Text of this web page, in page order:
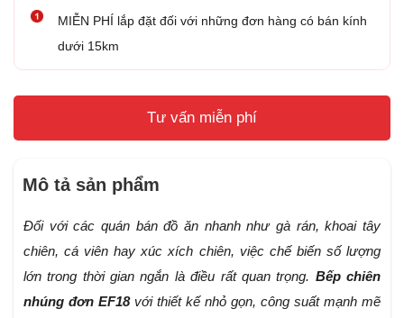
MIỄN PHÍ lắp đặt đối với những đơn hàng có bán kính
dưới 15km
Tư vấn miễn phí
Mô tả sản phẩm
Đối với các quán bán đồ ăn nhanh như gà rán, khoai tây
chiên, cá viên hay xúc xích chiên, việc chế biến số lượng
lớn trong thời gian ngắn là điều rất quan trọng. Bếp chiên
nhúng đơn EF18với thiết kế nhỏ gọn, công suất mạnh mẽ